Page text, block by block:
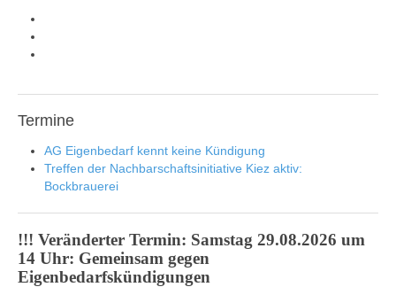
Termine
AG Eigenbedarf kennt keine Kündigung
Treffen der Nachbarschaftsinitiative Kiez aktiv:
Bockbrauerei
!!! Veränderter Termin: Samstag 29.08.2026 um
14 Uhr: Gemeinsam gegen
Eigenbedarfskündigungen